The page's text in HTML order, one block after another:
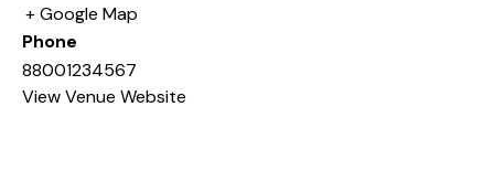
+ Google Map
Phone
88001234567
View Venue Website